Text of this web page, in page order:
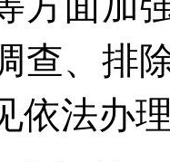
查、排
依法办